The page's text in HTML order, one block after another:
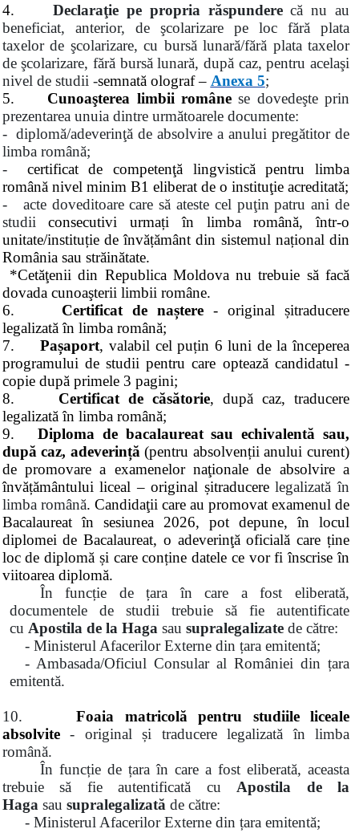
4.
Declaraţie pe propria răspunderecă nu au
beneficiat, anterior, de şcolarizare pe loc fără plata
taxelor de şcolarizare, cu bursă lunară/fără plata taxelor
de şcolarizare, fără bursă lunară, după caz, pentru acelaşi
nivel de studii -semnată olograf – Anexa 5;
5. Cunoaşterea limbii române se dovedeşte prin
prezentarea unuia dintre următoarele documente:
- diplomă/adeverinţă de absolvire a anului pregătitor de
limba română;
- certificat de competenţă lingvistică pentru limba
română nivel minim B1 eliberat de o instituţie acreditată;
- acte doveditoare care să ateste cel puţin patru ani de
studiiconsecutivi urmați în limba română, într-o
unitate/instituție de învățământ din sistemul național din
România sau străinătate.
*Cetăţenii din Republica Moldova nu trebuie să facă
dovada cunoaşterii limbii române.
6. Certificat de naștere -original șitraducere
legalizată în limba română;
7.Pașaport, valabil cel puțin 6 luni de la începerea
programului de studii pentru care optează candidatul -
copie după primele 3 pagini;
8. Certificat de căsătorie, după caz, traducere
legalizată în limba română;
9. Diploma de bacalaureat sau echivalentă sau,
după caz, adeverință (pentru absolvenții anului curent)
de promovare a examenelor naţionale de absolvire a
învățământului liceal – original șitraducerelegalizată în
limba română. Candidaţii care au promovat examenul de
Bacalaureat în sesiunea 2026, pot depune, în locul
diplomei de Bacalaureat, o adeverinţă oficială care ține
loc de diplomă și care conține datele ce vor fi înscrise în
viitoarea diplomă.
În funcție de țara în care a fost eliberată,
documentele de studii trebuie să fie autentificate
cu Apostila de la Haga sau supralegalizate de către:
- Ministerul Afacerilor Externe din țara emitentă;
- Ambasada/Oficiul Consular al României din țara
emitentă.
10.
Foaia matricolă pentru studiile liceale
absolvite- original și traducere legalizată în limba
română.
În funcție de țara în care a fost eliberată, aceasta
trebuie să fie autentificată cuApostila de la
Hagasau supralegalizatăde către:
- Ministerul Afacerilor Externe din țara emitentă;